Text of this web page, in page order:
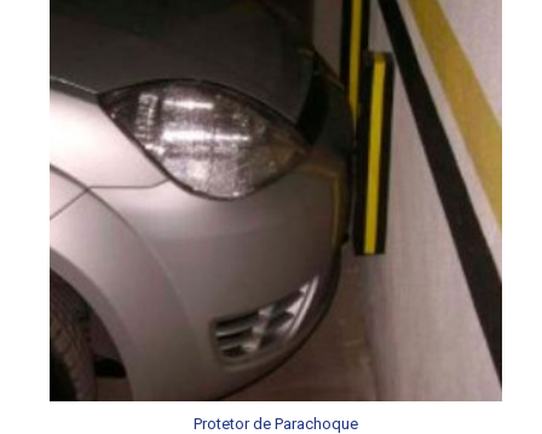
Protetor de Parachoque